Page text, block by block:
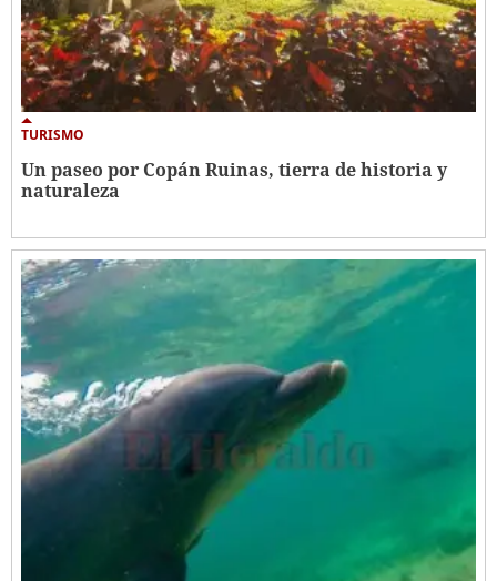
TURISMO
Un paseo por Copán Ruinas, tierra de historia y
naturaleza